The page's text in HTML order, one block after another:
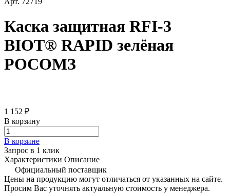
Каска защитная RFI-3
BIOT® RAPID зелёная
РОСОМЗ
1 152 ₽
В корзину
В корзине
Запрос в 1 клик
Характеристики Описание
Официальный поставщик
Цены на продукцию могут отличаться от указанных на сайте.
Просим Вас уточнять актуальную стоимость у менеджера.